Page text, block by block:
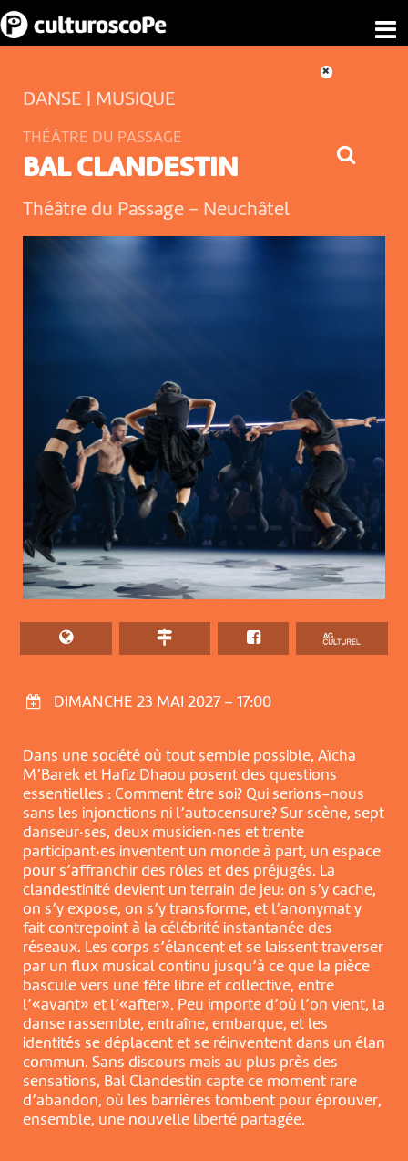
DIMANCHE 23 MAI 2027 – 17:00
DANSE | MUSIQUE
THÉÂTRE DU PASSAGE
BAL CLANDESTIN
Théâtre du Passage - Neuchâtel
Dans une société où tout semble possible, Aïcha
M’Barek et Hafiz Dhaou posent des questions
essentielles : Comment être soi? Qui serions-nous
sans les injonctions ni l’autocensure? Sur scène, sept
danseur·ses, deux musicien·nes et trente
participant·es inventent un monde à part, un espace
pour s’affranchir des rôles et des préjugés. La
clandestinité devient un terrain de jeu: on s’y cache,
on s’y expose, on s’y transforme, et l’anonymat y
fait contrepoint à la célébrité instantanée des
réseaux. Les corps s’élancent et se laissent traverser
par un flux musical continu jusqu’à ce que la pièce
bascule vers une fête libre et collective, entre
l’«avant» et l’«after». Peu importe d’où l’on vient, la
danse rassemble, entraîne, embarque, et les
identités se déplacent et se réinventent dans un élan
commun. Sans discours mais au plus près des
sensations, Bal Clandestin capte ce moment rare
d’abandon, où les barrières tombent pour éprouver,
ensemble, une nouvelle liberté partagée.